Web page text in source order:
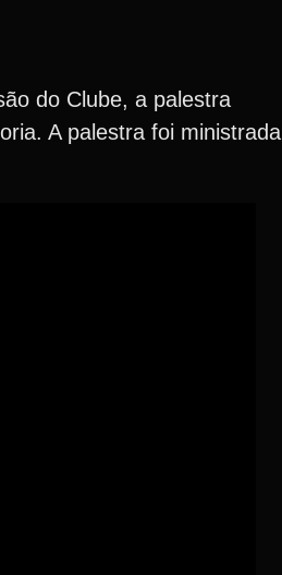
do Clube, a palestra
A palestra foi ministrada